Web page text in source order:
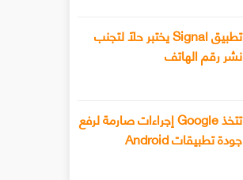
تطبيق Signal يختبر حلًا لتجنب
نشر رقم الهاتف
تتخذ Google إجراءات صارمة لرفع
جودة تطبيقات Android